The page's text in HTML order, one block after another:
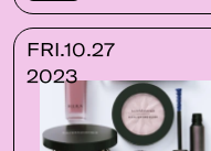
FRI.10.27
2023